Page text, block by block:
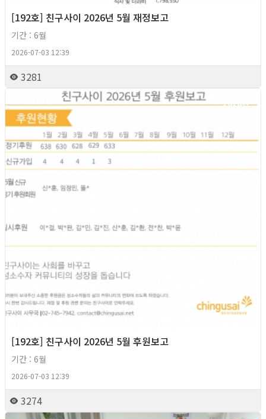
[192호] 친구사이 2026년 5월 재정보고
기간 : 6월
2026-07-03 12:39
3281
2026년
[192호] 친구사이 2026년 5월 후원보고
기간 : 6월
2026-07-03 12:39
3274